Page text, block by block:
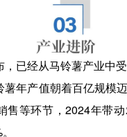
已经从马铃薯产业中受
薯年产值朝着百亿规模
售等环节，2024年带